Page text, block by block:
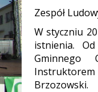
Zespół
W styczniu
istnienia.
Gminnego
Brzozowski.